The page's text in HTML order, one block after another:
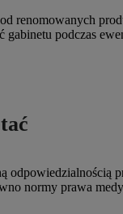
renomowanych
gabinetu podczas
odpowiedzialnością
normy prawa